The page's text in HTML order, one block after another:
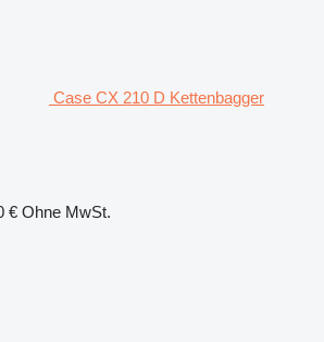
Case CX 210 D Kettenbagger
€ Ohne MwSt.